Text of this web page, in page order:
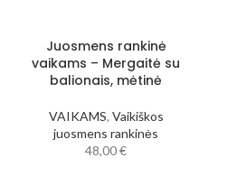
Juosmens rankinė
vaikams – Mergaitė su
balionais, mėtinė
VAIKAMS, Vaikiškos
juosmens rankinės
48,00€